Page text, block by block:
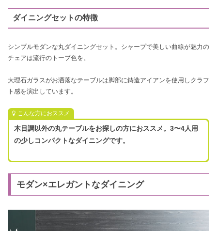
ダイニングセットの特徴
シンプルモダンな丸ダイニングセット。シャープで美しい曲線が魅力の
チェアは流行のトープ色を。
大理石ガラスがお洒落なテーブルは脚部に鋳造アイアンを使用しクラフ
ト感を演出しています。
こんな方におススメ
木目調以外の丸テーブルをお探しの方におススメ。3〜4人用
の少しコンパクトなダイニングです。
モダン×エレガントなダイニング